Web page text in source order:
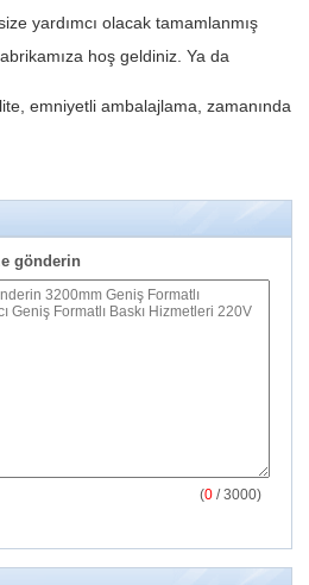
yardımcı olacak tamamlanmış
hoş geldiniz. Ya da
emniyetli ambalajlama, zamanında
gönderin
(0 / 3000)